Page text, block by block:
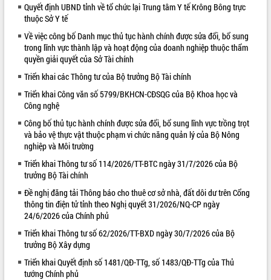
VIDEO
Không có file video nào để phát.
ALBUM ẢNH
LIÊN KẾT WEB
Quyết định UBND tỉnh về tổ chức lại Trung tâm Y tế Krông Bông trực
thuộc Sở Y tế
Về việc công bố Danh mục thủ tục hành chính được sửa đổi, bổ sung
trong lĩnh vực thành lập và hoạt động của doanh nghiệp thuộc thẩm
quyền giải quyết của Sở Tài chính
Triển khai các Thông tư của Bộ trưởng Bộ Tài chính
Triển khai Công văn số 5799/BKHCN-CĐSQG của Bộ Khoa học và
Công nghệ
Công bố thủ tục hành chính được sửa đổi, bổ sung lĩnh vực trồng trọt
và bảo vệ thực vật thuộc phạm vi chức năng quản lý của Bộ Nông
nghiệp và Môi trường
Triển khai Thông tư số 114/2026/TT-BTC ngày 31/7/2026 của Bộ
trưởng Bộ Tài chính
Đề nghị đăng tải Thông báo cho thuê cơ sở nhà, đất dôi dư trên Cổng
thông tin điện tử tỉnh theo Nghị quyết 31/2026/NQ-CP ngày
24/6/2026 của Chính phủ
Triển khai Thông tư số 62/2026/TT-BXD ngày 30/7/2026 của Bộ
trưởng Bộ Xây dựng
Triển khai Quyết định số 1481/QĐ-TTg, số 1483/QĐ-TTg của Thủ
tướng Chính phủ